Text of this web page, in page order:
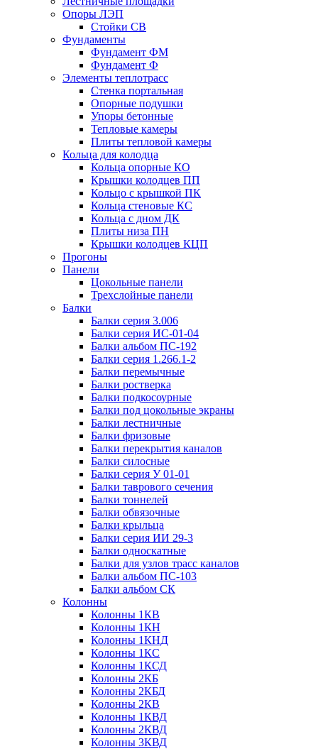
Опоры ЛЭП
Стойки СВ
Фундаменты
Фyндамент ФМ
Фyндамент Ф
Элементы теплотрасс
Стенка портальная
Опорные подушки
Упоры бетонные
Тепловые камеры
Плиты тепловой камеры
Кольца для колодца
Кольца опорные КО
Крышки колодцев ПП
Кольцо с крышкой ПК
Кольца стеновые КС
Кольца с дном ДК
Плиты низа ПН
Крышки колодцев КЦП
Прогоны
Панели
Цокольные панели
Трехслойные панели
Балки
Балки серия 3.006
Балки серия ИС-01-04
Балки альбом ПС-192
Балки серия 1.266.1-2
Балки перемычные
Балки ростверка
Балки подкосоурные
Балки под цокольные экраны
Балки лестничные
Балки фризовые
Балки перекрытия каналов
Балки силосные
Балки серия У 01-01
Балки таврового сечения
Балки тоннелей
Балки обвязочные
Балки крыльца
Балки серия ИИ 29-3
Балки односкатные
Балки для узлов трасс каналов
Балки альбом ПС-103
Балки альбом СК
Колонны
Колонны 1КВ
Колонны 1КН
Колонны 1КНД
Колонны 1КС
Колонны 1КСД
Колонны 2КБ
Колонны 2КБД
Колонны 2КВ
Колонны 1КВД
Колонны 2КВД
Колонны 3КВД